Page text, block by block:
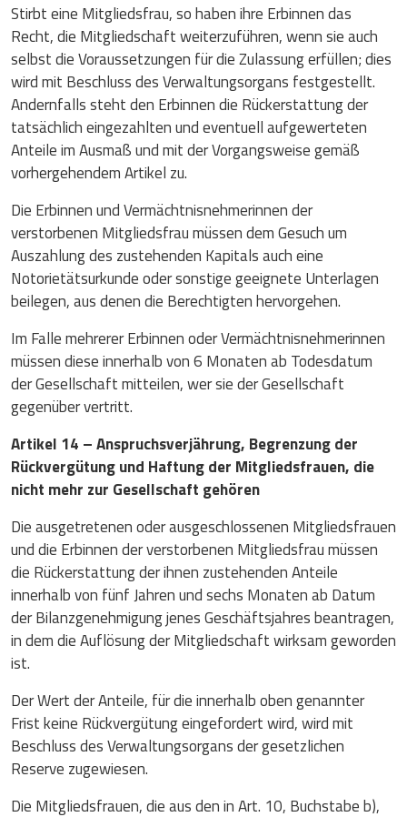
Stirbt eine Mitgliedsfrau, so haben ihre Erbinnen das
Recht, die Mitgliedschaft weiterzuführen, wenn sie auch
selbst die Voraussetzungen für die Zulassung erfüllen; dies
wird mit Beschluss des Verwaltungsorgans festgestellt.
Andernfalls steht den Erbinnen die Rückerstattung der
tatsächlich eingezahlten und eventuell aufgewerteten
Anteile im Ausmaß und mit der Vorgangsweise gemäß
vorhergehendem Artikel zu.
Die Erbinnen und Vermächtnisnehmerinnen der
verstorbenen Mitgliedsfrau müssen dem Gesuch um
Auszahlung des zustehenden Kapitals auch eine
Notorietätsurkunde oder sonstige geeignete Unterlagen
beilegen, aus denen die Berechtigten hervorgehen.
Im Falle mehrerer Erbinnen oder Vermächtnisnehmerinnen
müssen diese innerhalb von 6 Monaten ab Todesdatum
der Gesellschaft mitteilen, wer sie der Gesellschaft
gegenüber vertritt.
Artikel 14 – Anspruchsverjährung, Begrenzung der
Rückvergütung und Haftung der Mitgliedsfrauen, die
nicht mehr zur Gesellschaft gehören
Die ausgetretenen oder ausgeschlossenen Mitgliedsfrauen
und die Erbinnen der verstorbenen Mitgliedsfrau müssen
die Rückerstattung der ihnen zustehenden Anteile
innerhalb von fünf Jahren und sechs Monaten ab Datum
der Bilanzgenehmigung jenes Geschäftsjahres beantragen,
in dem die Auflösung der Mitgliedschaft wirksam geworden
ist.
Der Wert der Anteile, für die innerhalb oben genannter
Frist keine Rückvergütung eingefordert wird, wird mit
Beschluss des Verwaltungsorgans der gesetzlichen
Reserve zugewiesen.
Die Mitgliedsfrauen, die aus den in Art. 10, Buchstabe b),